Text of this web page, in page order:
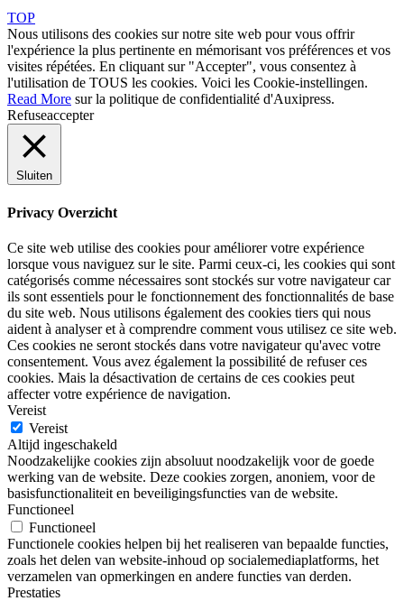
TOP
Nous utilisons des cookies sur notre site web pour vous offrir
l'expérience la plus pertinente en mémorisant vos préférences et vos
visites répétées. En cliquant sur "Accepter", vous consentez à
l'utilisation de TOUS les cookies. Voici les Cookie-instellingen.
Read More sur la politique de confidentialité d'Auxipress.
Refuseaccepter
Sluiten
Privacy Overzicht
Ce site web utilise des cookies pour améliorer votre expérience
lorsque vous naviguez sur le site. Parmi ceux-ci, les cookies qui sont
catégorisés comme nécessaires sont stockés sur votre navigateur car
ils sont essentiels pour le fonctionnement des fonctionnalités de base
du site web. Nous utilisons également des cookies tiers qui nous
aident à analyser et à comprendre comment vous utilisez ce site web.
Ces cookies ne seront stockés dans votre navigateur qu'avec votre
consentement. Vous avez également la possibilité de refuser ces
cookies. Mais la désactivation de certains de ces cookies peut
affecter votre expérience de navigation.
Vereist
Vereist
Altijd ingeschakeld
Noodzakelijke cookies zijn absoluut noodzakelijk voor de goede
werking van de website. Deze cookies zorgen, anoniem, voor de
basisfunctionaliteit en beveiligingsfuncties van de website.
Functioneel
Functioneel
Functionele cookies helpen bij het realiseren van bepaalde functies,
zoals het delen van website-inhoud op socialemediaplatforms, het
verzamelen van opmerkingen en andere functies van derden.
Prestaties